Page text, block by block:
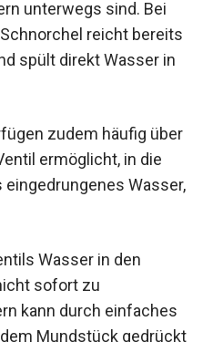
unterwegs sind. Bei
reicht bereits
spült direkt Wasser in
zudem häufig über
ermöglicht, in die
Wasser,
Wasser in den
sofort zu
kann durch einfaches
Mundstück gedrückt